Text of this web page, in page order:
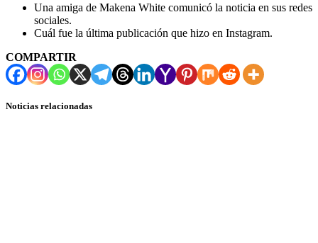
Una amiga de Makena White comunicó la noticia en sus redes
sociales.
Cuál fue la última publicación que hizo en Instagram.
COMPARTIR
Noticias relacionadas